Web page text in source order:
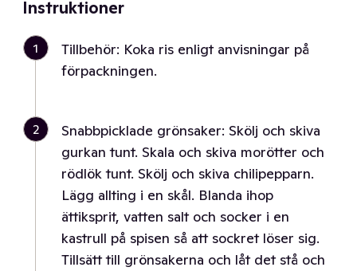
Instruktioner
1
Tillbehör: Koka ris enligt anvisningar på
förpackningen.
2
Snabbpicklade grönsaker: Skölj och skiva
gurkan tunt. Skala och skiva morötter och
rödlök tunt. Skölj och skiva chilipepparn.
Lägg allting i en skål. Blanda ihop
ättiksprit, vatten salt och socker i en
kastrull på spisen så att sockret löser sig.
Tillsätt till grönsakerna och låt det stå och